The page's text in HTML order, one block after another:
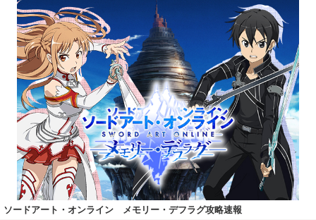
ソードアート・オンライン メモリー・デフラグ攻略速報